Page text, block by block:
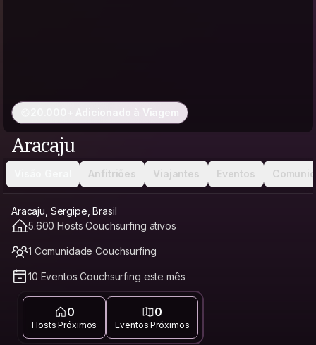
20.000+ Adicionado à Viagem
Aracaju
Anfitriões Viajantes Eventos
Aracaju, Sergipe, Brasil
5.600 Hosts Couchsurfing ativos
1 Comunidade Couchsurfing
10 Eventos Couchsurfing este mês
0
Hosts Próximos
0
Eventos Próximos